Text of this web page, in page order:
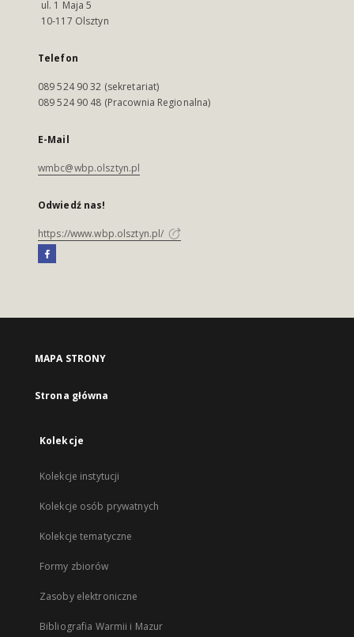
ul. 1 Maja 5
10-117 Olsztyn
Telefon
089 524 90 32 (sekretariat)
089 524 90 48 (Pracownia Regionalna)
E-Mail
wmbc@wbp.olsztyn.pl
Odwiedź nas!
https://www.wbp.olsztyn.pl/
MAPA STRONY
Strona główna
Kolekcje
Kolekcje instytucji
Kolekcje osób prywatnych
Kolekcje tematyczne
Formy zbiorów
Zasoby elektroniczne
Bibliografia Warmii i Mazur